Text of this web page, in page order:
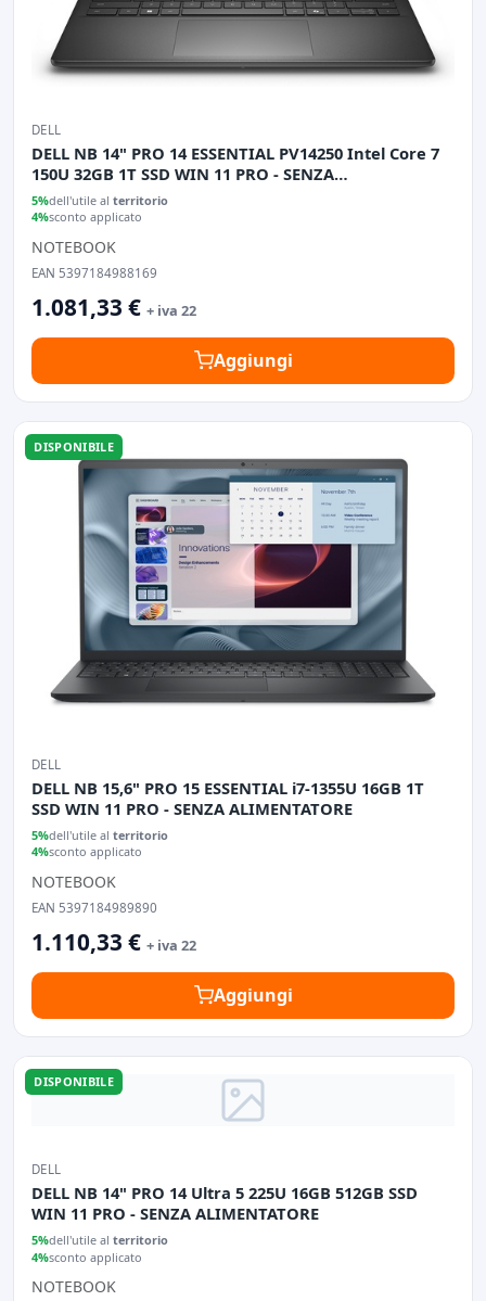
DELL
DELL NB 14" PRO 14 ESSENTIAL PV14250 Intel Core 7
150U 32GB 1T SSD WIN 11 PRO - SENZA
ALIMENTATORE
5%dell'utile al territorio
4%sconto applicato
NOTEBOOK
EAN 5397184988169
1.081,33 € + iva 22
Aggiungi
DISPONIBILE
DELL
DELL NB 15,6" PRO 15 ESSENTIAL i7-1355U 16GB 1T
SSD WIN 11 PRO - SENZA ALIMENTATORE
5%dell'utile al territorio
4%sconto applicato
NOTEBOOK
EAN 5397184989890
1.110,33 € + iva 22
Aggiungi
DISPONIBILE
DELL
DELL NB 14" PRO 14 Ultra 5 225U 16GB 512GB SSD
WIN 11 PRO - SENZA ALIMENTATORE
5%dell'utile al territorio
4%sconto applicato
NOTEBOOK